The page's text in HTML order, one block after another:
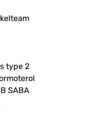
type 2
SABA